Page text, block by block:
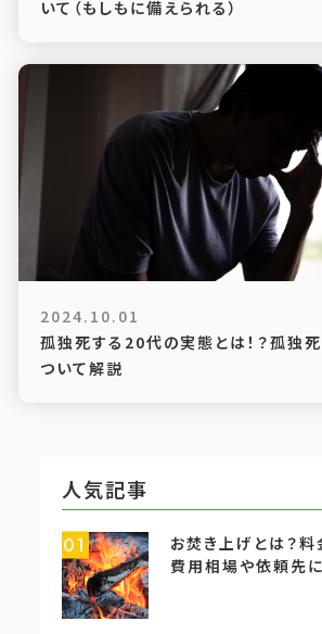
いて（もしもに備えられる）
2024.10.01
孤独死する20代の実態とは！？孤独
ついて解説
人気記事
01
お焚き上げとは？料
費用相場や依頼先